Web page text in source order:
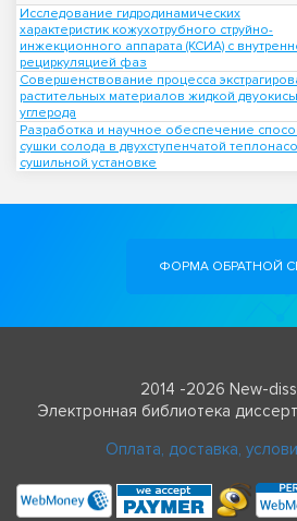
Исследование гидродинамических
характеристик кожухотрубного струйно-
инжекционного аппарата (КСИА) с
рециркуляцией фаз
Совершенствование процесса
растительных материалов жидкой
углерода
Разработка и научное обеспечение
сушки солода в двухступенчатой
сушильной установке
ФОРМА ОБРАТНОЙ
2014 -2026 New-
Электронная библиотека
Оплата, доставка,